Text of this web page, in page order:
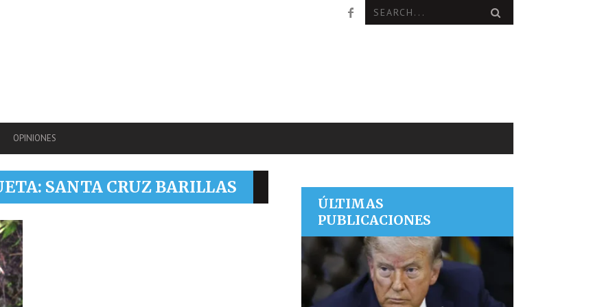
OPINIONES
SANTA CRUZ BARILLAS
ÚLTIMAS
PUBLICACIONES